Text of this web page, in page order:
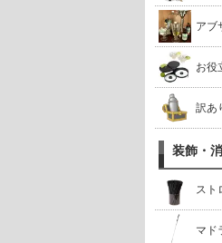
アブ
お役
訳あ
装飾・
スト
マド